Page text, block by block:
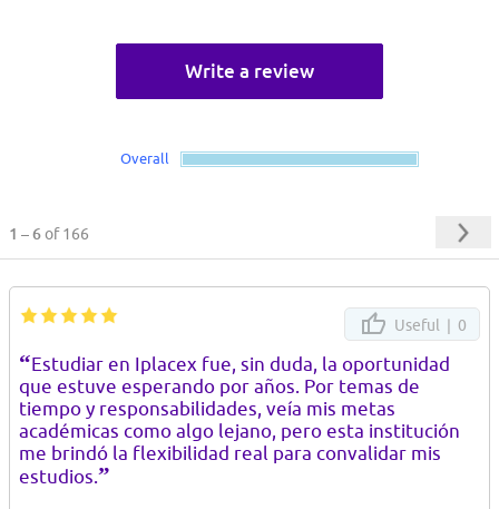
Write a review
Overall
1 – 6of 166
Useful | 0
“Estudiar en Iplacex fue, sin duda, la oportunidad
que estuve esperando por años. Por temas de
tiempo y responsabilidades, veía mis metas
académicas como algo lejano, pero esta institución
me brindó la flexibilidad real para convalidar mis
estudios.”